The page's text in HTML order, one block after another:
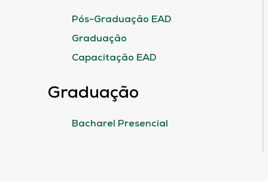
Pós-Graduação EAD
Graduação
Capacitação EAD
Graduação
Bacharel Presencial